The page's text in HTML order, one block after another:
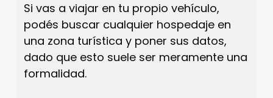
Si vas a viajar en tu propio vehículo,
podés buscar cualquier hospedaje en
una zona turística y poner sus datos,
dado que esto suele ser meramente una
formalidad.